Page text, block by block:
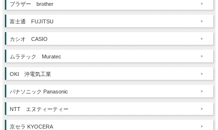
ブラザー brother
富士通 FUJITSU
カシオ CASIO
ムラテック Muratec
OKI 沖電気工業
パナソニック Panasonic
NTT エヌティーティー
京セラ KYOCERA